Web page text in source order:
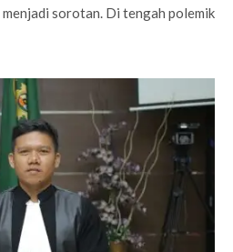
sorotan. Di tengah polemik